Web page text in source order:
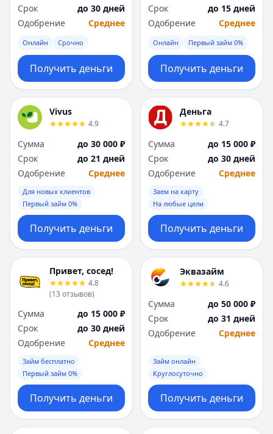
Срок
до 30 дней
Одобрение
Среднее
Онлайн Срочно
Получить деньги
Срок
до 15 дней
Одобрение
Среднее
Онлайн Первый займ 0%
Получить деньги
Vivus
4.9
Сумма
до 30 000 ₽
Срок
до 21 дней
Одобрение
Среднее
Для новых клиентов
Первый займ 0%
Получить деньги
Деньга
4.7
Сумма
до 15 000 ₽
Срок
до 30 дней
Одобрение
Среднее
Заем на карту
На любые цели
Получить деньги
Привет, сосед!
4.8
(13 отзывов)
Сумма
до 15 000 ₽
Срок
до 30 дней
Одобрение
Среднее
Займ бесплатно
Первый займ 0%
Получить деньги
Эквазайм
4.6
Сумма
до 50 000 ₽
Срок
до 31 дней
Одобрение
Среднее
Займ онлайн
Круглосуточно
Получить деньги